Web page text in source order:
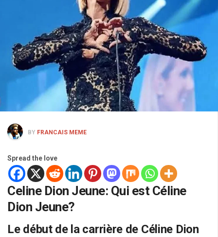
BY FRANCAIS MEME
Spread the love
Celine Dion Jeune: Qui est Céline
Dion Jeune?
Le début de la carrière de Céline Dion